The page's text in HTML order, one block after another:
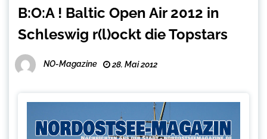
B:O:A ! Baltic Open Air 2012 in
Schleswig r(l)ockt die Topstars
NO-Magazine 28. Mai 2012